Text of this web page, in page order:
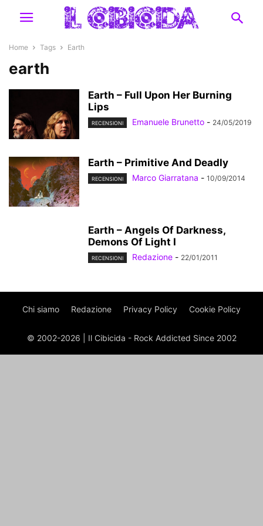
Home Tags Earth
earth
Earth – Full Upon Her Burning
Lips
RECENSIONI Emanuele Brunetto - 24/05/2019
Earth – Primitive And Deadly
RECENSIONI Marco Giarratana - 10/09/2014
Earth – Angels Of Darkness,
Demons Of Light I
RECENSIONI Redazione - 22/01/2011
Chi siamo Redazione Privacy Policy Cookie Policy
© 2002-2026 | Il Cibicida - Rock Addicted Since 2002